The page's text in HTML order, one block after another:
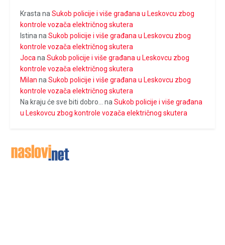
Krasta na Sukob policije i više građana u Leskovcu zbog
kontrole vozača električnog skutera
Istina na Sukob policije i više građana u Leskovcu zbog
kontrole vozača električnog skutera
Joca na Sukob policije i više građana u Leskovcu zbog
kontrole vozača električnog skutera
Milan na Sukob policije i više građana u Leskovcu zbog
kontrole vozača električnog skutera
Na kraju će sve biti dobro...
na Sukob policije i više građana
u Leskovcu zbog kontrole vozača električnog skutera